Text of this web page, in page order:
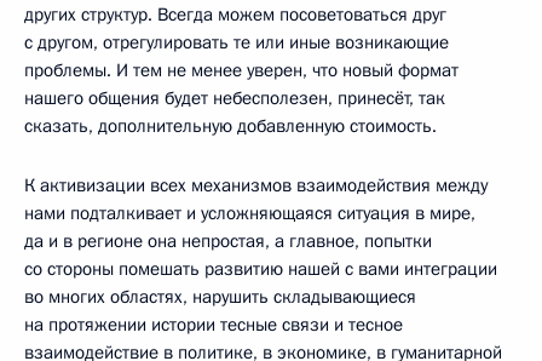
других структур. Всегда можем посоветоваться друг
с другом, отрегулировать те или иные возникающие
проблемы. И тем не менее уверен, что новый формат
нашего общения будет небесполезен, принесёт, так
сказать, дополнительную добавленную стоимость.
К активизации всех механизмов взаимодействия между
нами подталкивает и усложняющаяся ситуация в мире,
да и в регионе она непростая, а главное, попытки
со стороны помешать развитию нашей с вами интеграции
во многих областях, нарушить складывающиеся
на протяжении истории тесные связи и тесное
взаимодействие в политике, в экономике, в гуманитарной